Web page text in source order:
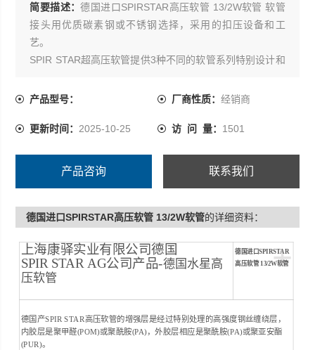
简要描述：德国进口SPIRSTAR高压软管 13/2W软管 软管
接头用优质碳素钢或不锈钢选择，采用的扣压设备和工
艺。
SPIR STAR超高压软管提供3种不同的软管系列特别设计和
地用于石油天然气等行业
产品型号： 厂商性质： 经销商
更新时间： 2025-10-25 访 问 量： 1501
产品咨询 联系我们
德国进口SPIRSTAR高压软管 13/2W软管的详细资料：
+
上海康驿实业有限公司德国
SPIR STAR AG公司产品-德国水星高
压软管
德国进口SPIRSTAR
高压软管 13/2W软管
德国产SPIR STAR高压软管的增强层是经过特别处理的高强度钢丝缠绕层，
内胶层是聚甲醛(POM)或聚酰胺(PA)，外胶层相应是聚酰胺(PA)或聚亚安酯
(PUR)。